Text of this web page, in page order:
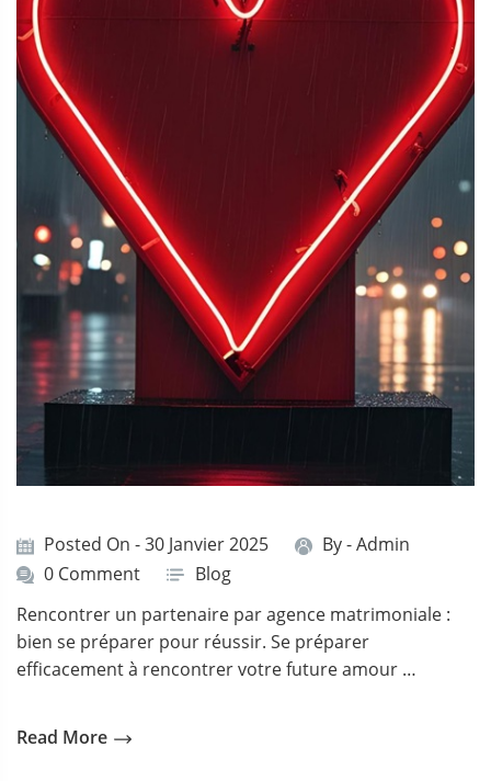
Posted On - 30 Janvier 2025 By -Admin
0 Comment
Blog
Rencontrer un partenaire par agence matrimoniale :
bien se préparer pour réussir. Se préparer
efficacement à rencontrer votre future amour …
Read More